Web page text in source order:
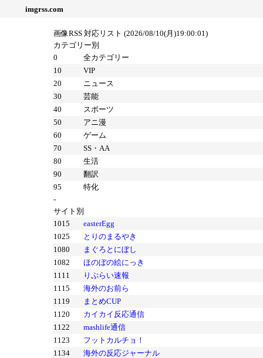
imgrss.com
画像RSS 対応リスト (2026/08/10(月)19:00:01)
カテゴリー別
0
全カテゴリー
10
VIP
20
ニュース
30
芸能
40
スポーツ
50
アニ漫
60
ゲーム
70
SS・AA
80
生活
90
翻訳
95
特化
-
サイト別
1015
easterEgg
1025
とりのまるやき
1080
まぐろとにぼし
1082
ほのぼの絵にっき
1111
りぷらい速報
1115
海外のお前ら
1119
まとめCUP
1120
カイカイ反応通信
1122
mashlife通信
1123
フットカルチョ！
1134
海外の反応ジャーナル